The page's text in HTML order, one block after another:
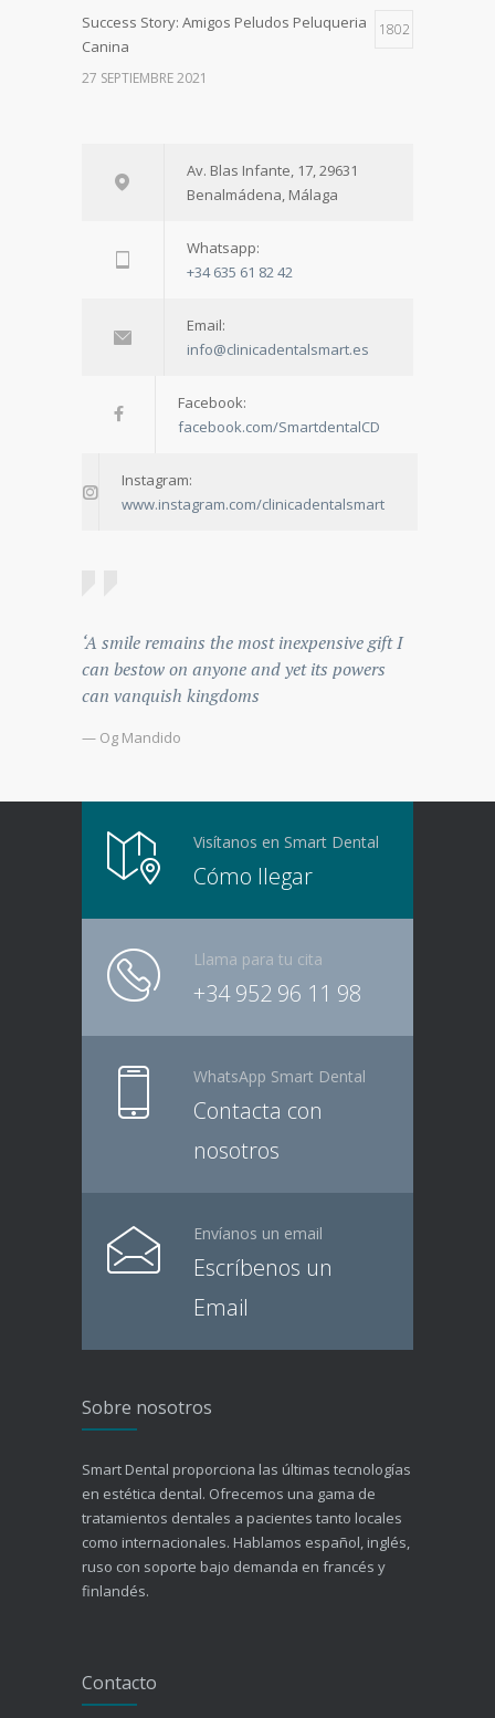
Success Story: Amigos Peludos Peluqueria
Canina
1802
27 SEPTIEMBRE 2021
28 FEBRERO 2024Av. Blas Infante, 17, 29631
Benalmádena, Málaga
Whatsapp:
+34 635 61 82 42
Email:
info@clinicadentalsmart.es
Facebook:
facebook.com/SmartdentalCD
Instagram:
www.instagram.com/clinicadentalsmart
‘A smile remains the most inexpensive gift I
can bestow on anyone and yet its powers
can vanquish kingdoms
— Og Mandido
Visítanos en Smart Dental
Cómo llegar
Llama para tu cita
+34 952 96 11 98
WhatsApp Smart Dental
Contacta con
nosotros
Envíanos un email
Escríbenos un
Email
Sobre nosotros
Smart Dental proporciona las últimas tecnologías
en estética dental. Ofrecemos una gama de
tratamientos dentales a pacientes tanto locales
como internacionales. Hablamos español, inglés,
ruso con soporte bajo demanda en francés y
finlandés.
Contacto